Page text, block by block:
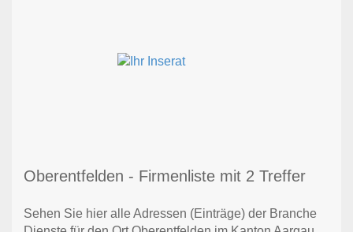
Oberentfelden - Firmenliste mit 2 Treffer
Sehen Sie hier alle Adressen (Einträge) der Branche